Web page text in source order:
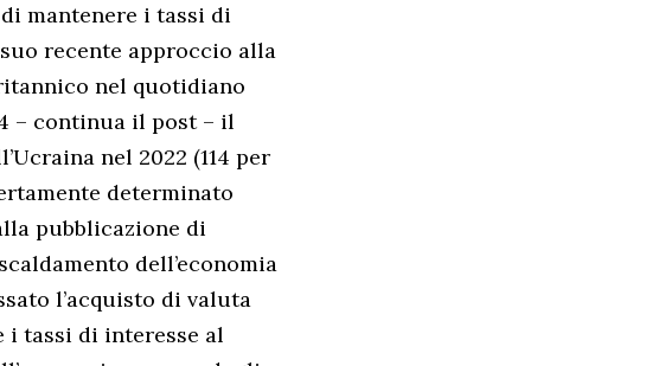
mantenere i tassi di
recente approccio alla
nel quotidiano
– continua il post – il
nel 2022 (114 per
determinato
pubblicazione di
dell’economia
l’acquisto di valuta
i tassi di interesse al